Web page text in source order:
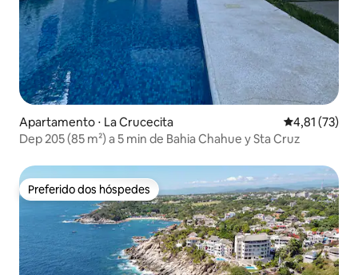
Apartamento ⋅ La Crucecita 4,81 de uma
4,81 (73)
Dep 205 (85 m²) a 5 min de Bahia Chahue y Sta Cruz
Preferido dos hóspedes
Preferido dos hóspedes